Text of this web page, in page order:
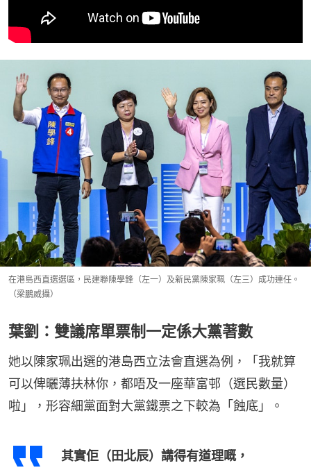
在港島西直選選區，民建聯陳學鋒（左一）及新民黨陳家珮（左三）成功連任。
（梁鵬威攝）
葉劉：雙議席單票制一定係大黨著數
她以陳家珮出選的港島西立法會直選為例，「我就算
可以俾曬薄扶林你，都唔及一座華富邨（選民數量）
啦」，形容細黨面對大黨鐵票之下較為「蝕底」。
其實佢（田北辰）講得有道理嘅，